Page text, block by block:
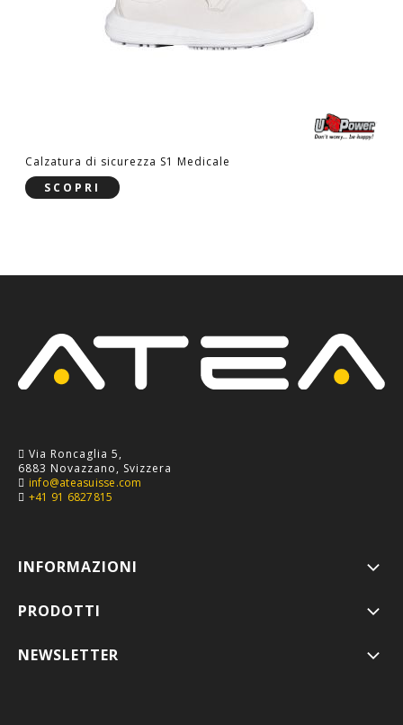
Calzatura di sicurezza S1 Medicale
SCOPRI
Via Roncaglia 5,
6883 Novazzano, Svizzera
info@ateasuisse.com
+41 91 6827815
INFORMAZIONI
PRODOTTI
NEWSLETTER